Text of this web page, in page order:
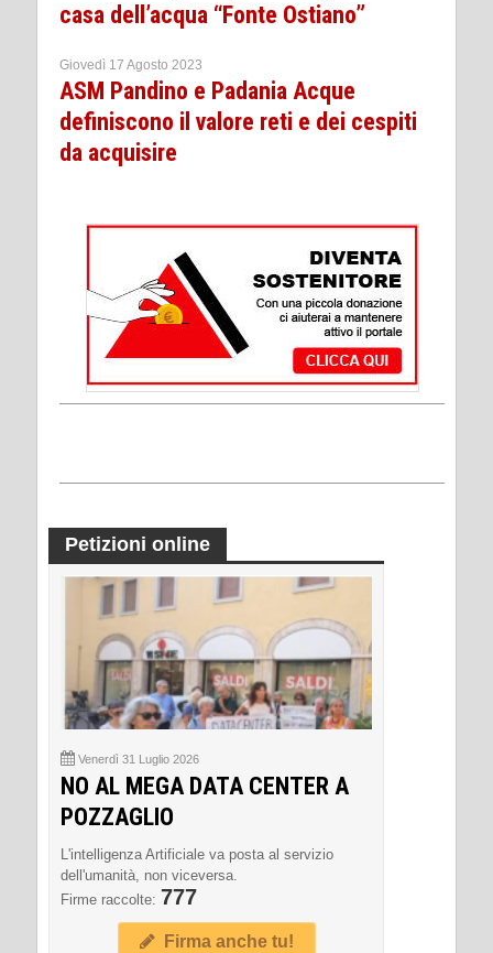
casa dell’acqua “Fonte Ostiano”
Giovedì 17 Agosto 2023
ASM Pandino e Padania Acque
definiscono il valore reti e dei cespiti
da acquisire
Petizioni online
Venerdì 31 Luglio 2026
NO AL MEGA DATA CENTER A
POZZAGLIO
L'intelligenza Artificiale va posta al servizio
dell'umanità, non viceversa.
Firme raccolte: 777
Firma anche tu!